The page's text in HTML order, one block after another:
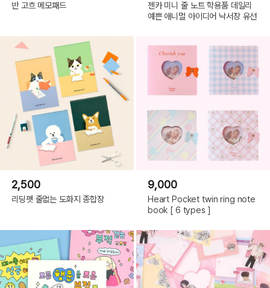
반 고흐 메모패드
젠카 미니 줄 노트 학용품 데일리
예쁜 애니멀 아이디어 낙서장 유선
2,500
리딩펫 줄없는 도화지 종합장
9,000
Heart Pocket twin ring note
book [ 6 types ]